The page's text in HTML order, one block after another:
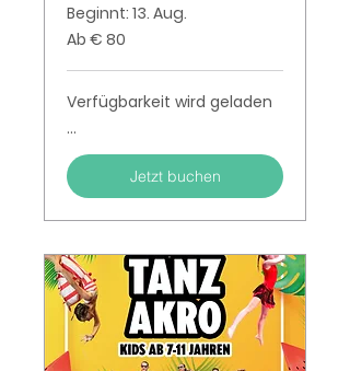
Beginnt: 13. Aug.
Ab
80
Ab € 80
Verfügbarkeit wird geladen
...
Jetzt buchen